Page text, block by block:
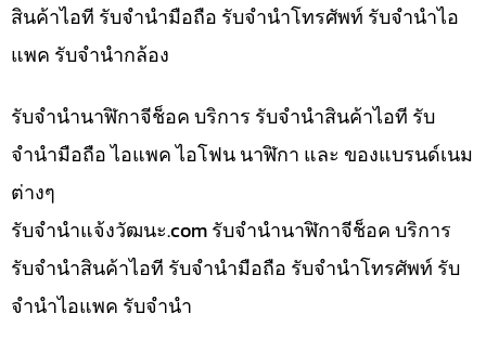
สินค้าไอที รับจำนำมือถือ รับจำนำโทรศัพท์ รับจำนำไอ
แพค รับจำนำกล้อง
รับจำนำนาฬิกาจีช็อค บริการ รับจำนำสินค้าไอที รับ
จำนำมือถือ ไอแพค ไอโฟน นาฬิกา และ ของแบรนด์เนม
ต่างๆ
รับจํานําแจ้งวัฒนะ.com รับจำนำนาฬิกาจีช็อค บริการ
รับจำนำสินค้าไอที รับจำนำมือถือ รับจำนำโทรศัพท์ รับ
จำนำไอแพค รับจำนำ